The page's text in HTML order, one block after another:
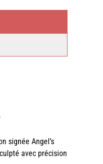
signée Angel’s
avec précision